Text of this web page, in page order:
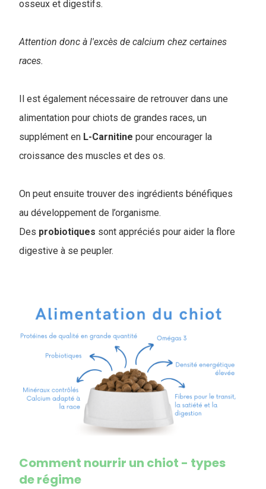
osseux et digestifs.
Attention donc à l'excès de calcium chez certaines
races.
Il est également nécessaire de retrouver dans une
alimentation pour chiots de grandes races, un
supplément en L-Carnitine pour encourager la
croissance des muscles et des os.
On peut ensuite trouver des ingrédients bénéfiques
au développement de l’organisme.
Des probiotiques sont appréciés pour aider la flore
digestive à se peupler.
Comment nourrir un chiot - types
de régime